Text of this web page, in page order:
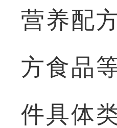
营养配
方食品
件具体